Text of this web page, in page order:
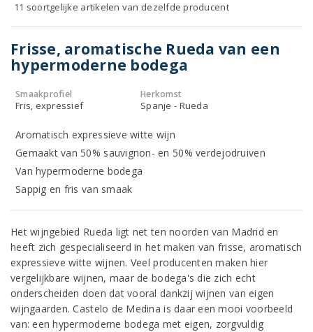
11 soortgelijke artikelen van dezelfde producent
Frisse, aromatische Rueda van een
hypermoderne bodega
Smaakprofiel
Fris, expressief
Herkomst
Spanje - Rueda
Aromatisch expressieve witte wijn
Gemaakt van 50% sauvignon- en 50% verdejodruiven
Van hypermoderne bodega
Sappig en fris van smaak
Het wijngebied Rueda ligt net ten noorden van Madrid en
heeft zich gespecialiseerd in het maken van frisse, aromatisch
expressieve witte wijnen. Veel producenten maken hier
vergelijkbare wijnen, maar de bodega's die zich echt
onderscheiden doen dat vooral dankzij wijnen van eigen
wijngaarden. Castelo de Medina is daar een mooi voorbeeld
van: een hypermoderne bodega met eigen, zorgvuldig